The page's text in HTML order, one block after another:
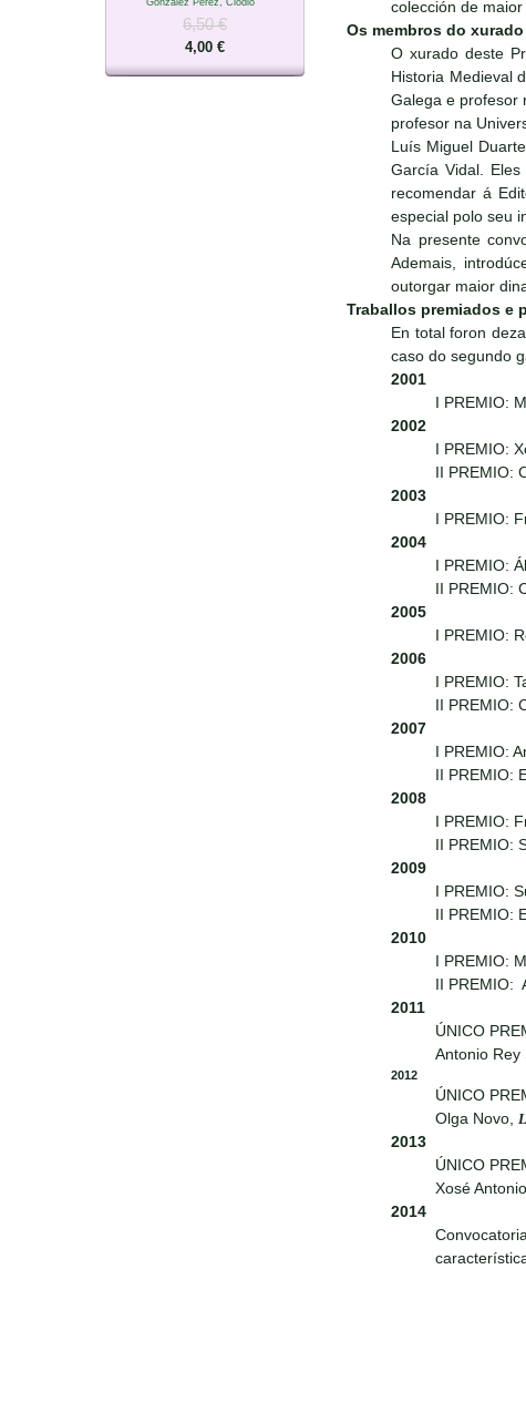
6,50 €
4,00 €
colección de
Os membros do xurado
O xurado deste
Historia Medieval
Galega e profesor
profesor na
Luís Miguel
García Vidal.
recomendar á
especial polo seu
Na presente
Ademais,
outorgar maior
Traballos premiados e
En total foron
caso do segundo
2001
I PREMIO:
2002
I PREMIO:
II PREMIO:
2003
I PREMIO:
2004
I PREMIO:
II PREMIO:
2005
I PREMIO:
2006
I PREMIO:
II PREMIO:
2007
I PREMIO:
II PREMIO:
2008
I PREMIO:
II PREMIO:
2009
I PREMIO:
II PREMIO:
2010
I PREMIO:
II PREMIO:
2011
ÚNICO
Antonio Rey
2012
ÚNICO
Olga Novo,
2013
ÚNICO
Xosé
2014